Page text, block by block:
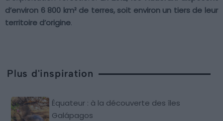
d’environ 6 800 km² de terres, soit environ un tiers de leur
territoire d’origine.
Plus d'inspiration
Équateur : à la découverte des îles
Galápagos